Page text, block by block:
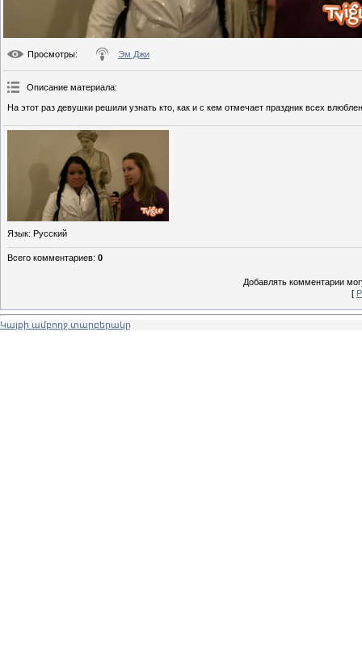
Просмотры: Эм Джи
Описание материала:
На этот раз девушки решили узнать кто, как и с кем отмечает праздник всех
Язык: Русский
Всего комментариев: 0
Добавлять комментарии
[
Կայքի ամբողջ տարբերակը